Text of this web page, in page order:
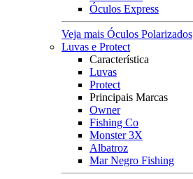
Óculos Express
Veja mais Óculos Polarizados
Luvas e Protect
Característica
Luvas
Protect
Principais Marcas
Owner
Fishing Co
Monster 3X
Albatroz
Mar Negro Fishing